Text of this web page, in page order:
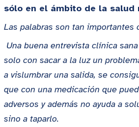
sólo en el ámbito de la salud
Las palabras son tan importantes
Una buena entrevista clínica
solo con sacar a la luz un
a vislumbrar una salida, se
que con una medicación que
adversos y además no ayuda a
sino a taparlo.